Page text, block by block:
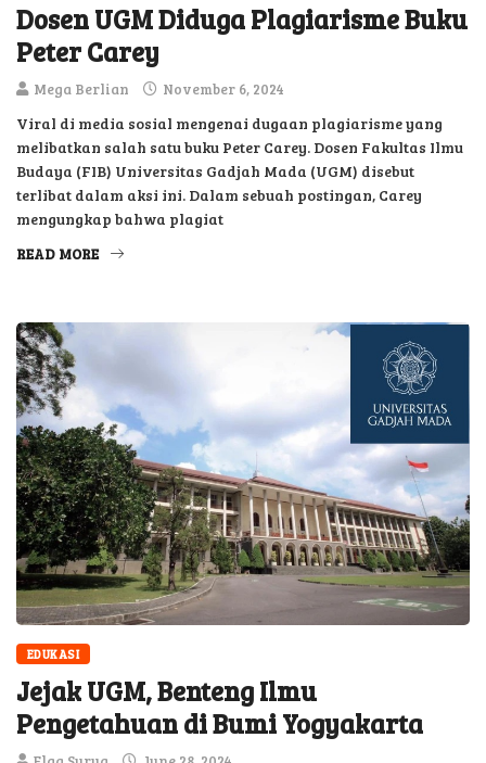
Dosen UGM Diduga Plagiarisme Buku
Peter Carey
Mega Berlian November 6, 2024
Viral di media sosial mengenai dugaan plagiarisme yang
melibatkan salah satu buku Peter Carey. Dosen Fakultas Ilmu
Budaya (FIB) Universitas Gadjah Mada (UGM) disebut
terlibat dalam aksi ini. Dalam sebuah postingan, Carey
mengungkap bahwa plagiat
READ MORE
EDUKASI
Jejak UGM, Benteng Ilmu
Pengetahuan di Bumi Yogyakarta